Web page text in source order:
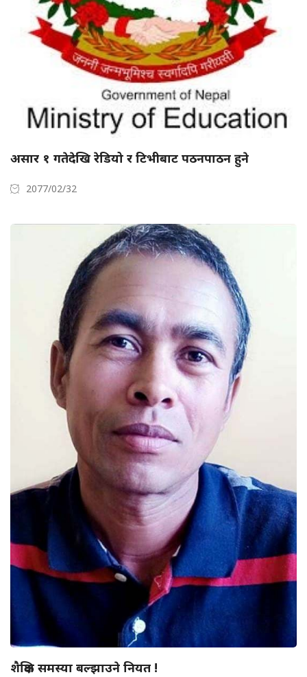
असार १ गतेदेखि रेडियो र टिभीबाट पठनपाठन हुने
2077/02/32
शैक्षिक समस्या बल्झाउने नियत !